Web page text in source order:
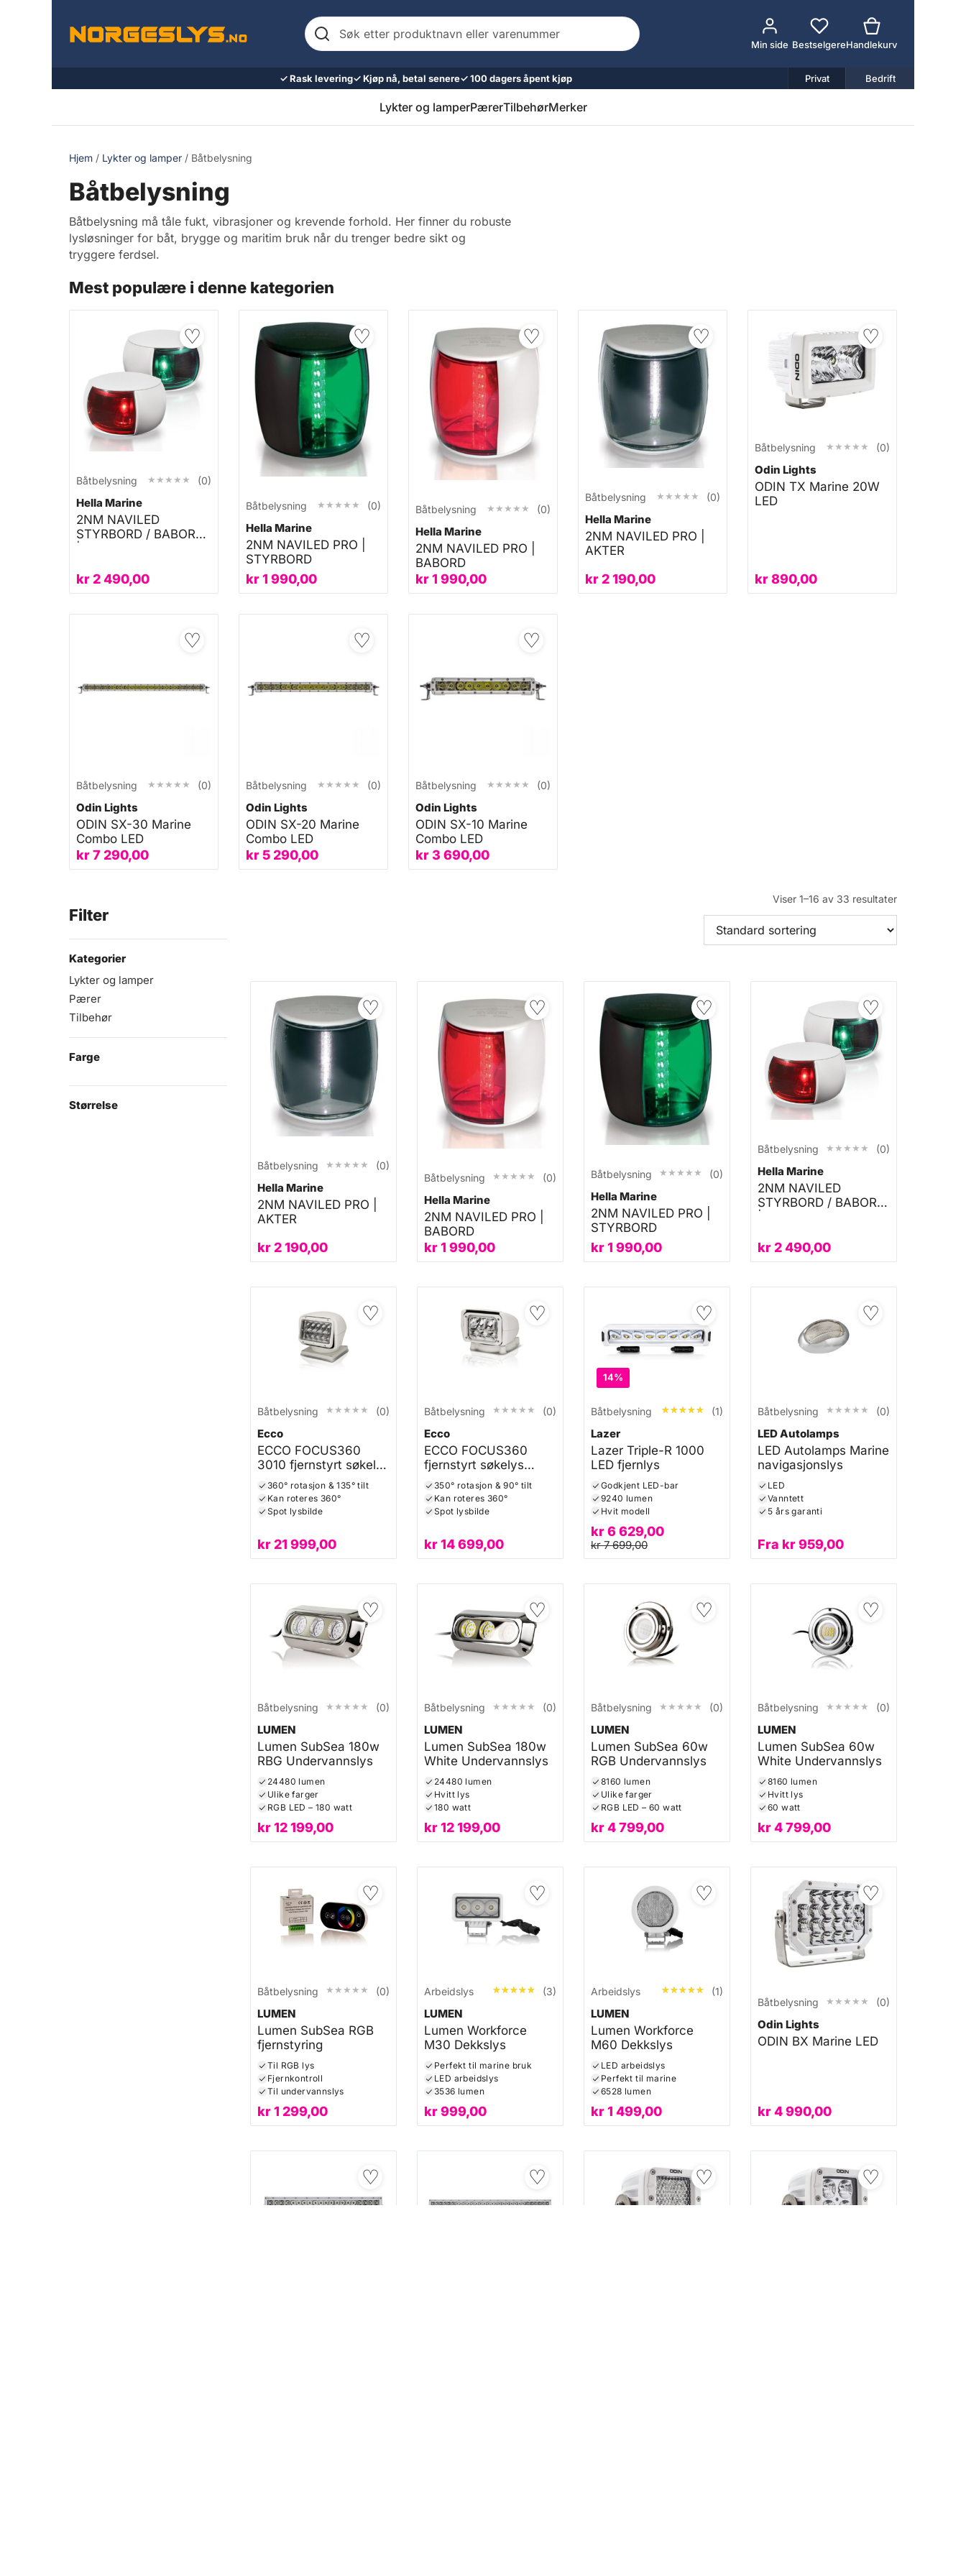
Søk
etter
eller
varenummer
Min side BestselgereHandlekurv
✓ Rask levering✓ Kjøp nå, betal senere✓ 100 dagers åpent kjøp Privat Bedrift
Lykter og lamperPærerTilbehørMerker
Hjem / Lykter og lamper / Båtbelysning
Båtbelysning
Båtbelysning må tåle fukt, vibrasjoner og krevende forhold. Her finner du robuste
lysløsninger for båt, brygge og maritim bruk når du trenger bedre sikt og
tryggere ferdsel.
Mest populære i denne kategorien
♡
Båtbelysning ★★★★★
★★★★★ (0)
Hella Marine
2NM NAVILED
STYRBORD / BABORD
kr2 490,00
♡
Båtbelysning ★★★★★
★★★★★ (0)
Hella Marine
2NM NAVILED PRO |
STYRBORD
kr1 990,00
♡
Båtbelysning ★★★★★
★★★★★ (0)
Hella Marine
2NM NAVILED PRO |
BABORD
kr1 990,00
♡
Båtbelysning ★★★★★
★★★★★ (0)
Hella Marine
2NM NAVILED PRO |
AKTER
kr2 190,00
♡
Båtbelysning ★★★★★
★★★★★ (0)
Odin Lights
ODIN TX Marine 20W
LED
kr890,00
♡
Båtbelysning ★★★★★
★★★★★ (0)
Odin Lights
ODIN SX-30 Marine
Combo LED
kr7 290,00
♡
Båtbelysning ★★★★★
★★★★★ (0)
Odin Lights
ODIN SX-20 Marine
Combo LED
kr5 290,00
♡
Båtbelysning ★★★★★
★★★★★ (0)
Odin Lights
ODIN SX-10 Marine
Combo LED
kr3 690,00
Filter
Kategorier
Lykter og lamper
Pærer
Tilbehør
Farge
Størrelse
Viser 1–16 av 33 resultater
♡
Båtbelysning ★★★★★
★★★★★ (0)
Hella Marine
2NM NAVILED PRO |
AKTER
kr2 190,00
♡
Båtbelysning ★★★★★
★★★★★ (0)
Hella Marine
2NM NAVILED PRO |
BABORD
kr1 990,00
♡
Båtbelysning ★★★★★
★★★★★ (0)
Hella Marine
2NM NAVILED PRO |
STYRBORD
kr1 990,00
♡
Båtbelysning ★★★★★
★★★★★ (0)
Hella Marine
2NM NAVILED
STYRBORD / BABORD
kr2 490,00
♡
Båtbelysning ★★★★★
★★★★★ (0)
Ecco
ECCO FOCUS360
3010 fjernstyrt søkelys
(hvit)
360° rotasjon & 135° tilt
Kan roteres 360°
Spot lysbilde
kr21 999,00
♡
Båtbelysning ★★★★★
★★★★★ (0)
Ecco
ECCO FOCUS360
fjernstyrt søkelys
(hvit)
350° rotasjon & 90° tilt
Kan roteres 360°
Spot lysbilde
kr14 699,00
♡
14%
Båtbelysning ★★★★★
★★★★★ (1)
Lazer
Lazer Triple-R 1000
LED fjernlys
Godkjent LED-bar
9240 lumen
Hvit modell
kr6 629,00
kr7 699,00
♡
Båtbelysning ★★★★★
★★★★★ (0)
LED Autolamps
LED Autolamps Marine
navigasjonslys
LED
Vanntett
5 års garanti
Fra kr959,00
♡
Båtbelysning ★★★★★
★★★★★ (0)
LUMEN
Lumen SubSea 180w
RBG Undervannslys
24480 lumen
Ulike farger
RGB LED – 180 watt
kr12 199,00
♡
Båtbelysning ★★★★★
★★★★★ (0)
LUMEN
Lumen SubSea 180w
White Undervannslys
24480 lumen
Hvitt lys
180 watt
kr12 199,00
♡
Båtbelysning ★★★★★
★★★★★ (0)
LUMEN
Lumen SubSea 60w
RGB Undervannslys
8160 lumen
Ulike farger
RGB LED – 60 watt
kr4 799,00
♡
Båtbelysning ★★★★★
★★★★★ (0)
LUMEN
Lumen SubSea 60w
White Undervannslys
8160 lumen
Hvitt lys
60 watt
kr4 799,00
♡
Båtbelysning ★★★★★
★★★★★ (0)
LUMEN
Lumen SubSea RGB
fjernstyring
Til RGB lys
Fjernkontroll
Til undervannslys
kr1 299,00
♡
Arbeidslys ★★★★★
★★★★★ (3)
LUMEN
Lumen Workforce
M30 Dekkslys
Perfekt til marine bruk
LED arbeidslys
3536 lumen
kr999,00
♡
Arbeidslys ★★★★★
★★★★★ (1)
LUMEN
Lumen Workforce
M60 Dekkslys
LED arbeidslys
Perfekt til marine
6528 lumen
kr1 499,00
♡
Båtbelysning ★★★★★
★★★★★ (0)
Odin Lights
ODIN BX Marine LED
kr4 990,00
♡ ♡ ♡ ♡